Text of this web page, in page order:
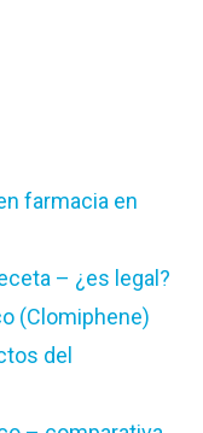
farmacia en
– ¿es legal?
(Clomiphene)
del